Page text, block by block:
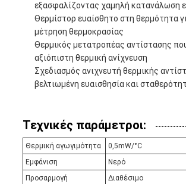
εξασφαλίζοντας χαμηλή κατανάλωση
Θερμίστορ ευαίσθητο στη θερμότητα
μέτρηση θερμοκρασίας
Θερμικός μετατροπέας αντίστασης
αξιόπιστη θερμική ανίχνευση
Σχεδιασμός ανιχνευτή θερμικής
βελτιωμένη ευαισθησία και
Τεχνικές παράμετροι:
Θερμική αγωγιμότητα
0,5mW/°C
Εμφάνιση
Νερό
Προσαρμογή
Διαθέσιμο